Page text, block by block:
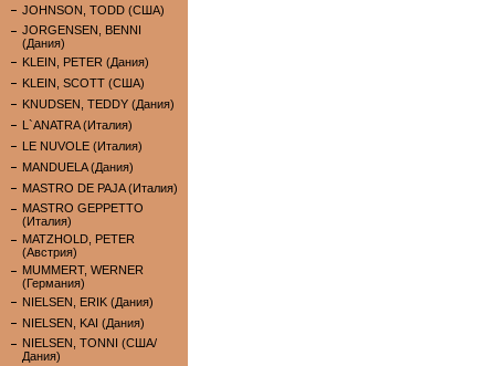
JOHNSON, TODD (США)
JORGENSEN, BENNI
(Дания)
KLEIN, PETER (Дания)
KLEIN, SCOTT (США)
KNUDSEN, TEDDY (Дания)
L`ANATRA (Италия)
LE NUVOLE (Италия)
MANDUELA (Дания)
MASTRO DE PAJA (Италия)
MASTRO GEPPETTO
(Италия)
MATZHOLD, PETER
(Австрия)
MUMMERT, WERNER
(Германия)
NIELSEN, ERIK (Дания)
NIELSEN, KAI (Дания)
NIELSEN, TONNI (США/
Дания)